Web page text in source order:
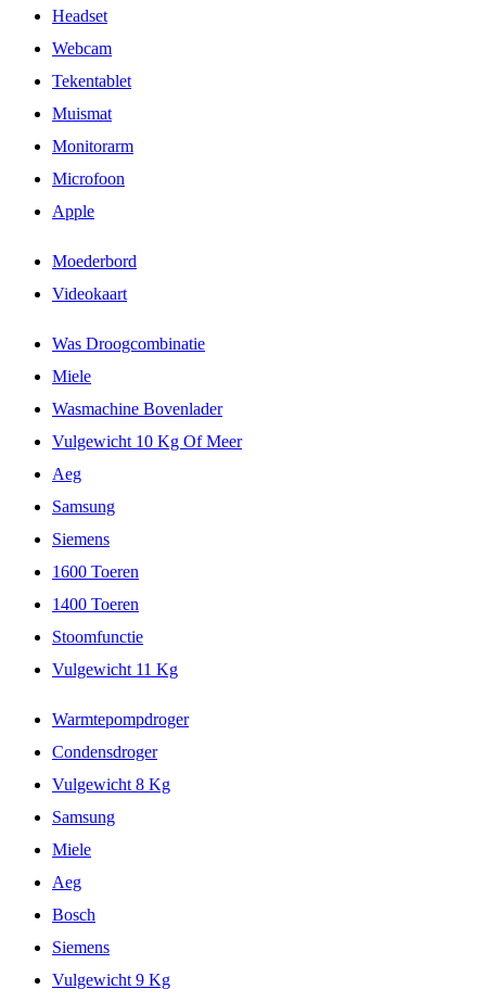
Headset
Webcam
Tekentablet
Muismat
Monitorarm
Microfoon
Apple
Moederbord
Videokaart
Was Droogcombinatie
Miele
Wasmachine Bovenlader
Vulgewicht 10 Kg Of Meer
Aeg
Samsung
Siemens
1600 Toeren
1400 Toeren
Stoomfunctie
Vulgewicht 11 Kg
Warmtepompdroger
Condensdroger
Vulgewicht 8 Kg
Samsung
Miele
Aeg
Bosch
Siemens
Vulgewicht 9 Kg